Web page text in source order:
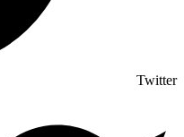
Twitter